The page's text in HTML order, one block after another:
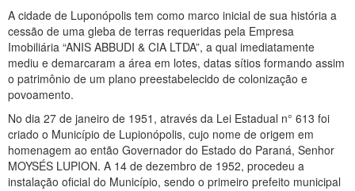
A cidade de Luponópolis tem como marco inicial de sua história a
cessão de uma gleba de terras requeridas pela Empresa
Imobiliária “ANIS ABBUDI & CIA LTDA”, a qual imediatamente
mediu e demarcaram a área em lotes, datas sítios formando assim
o patrimônio de um plano preestabelecido de colonização e
povoamento.
No dia 27 de janeiro de 1951, através da Lei Estadual n° 613 foi
criado o Município de Lupionópolis, cujo nome de origem em
homenagem ao então Governador do Estado do Paraná, Senhor
MOYSÉS LUPION. A 14 de dezembro de 1952, procedeu a
instalação oficial do Município, sendo o primeiro prefeito municipal